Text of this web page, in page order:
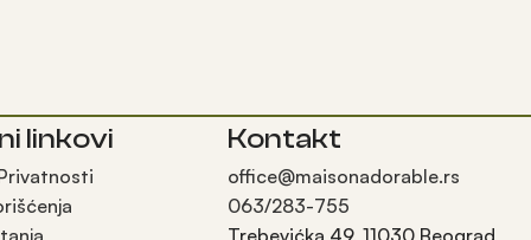
linkovi Kontakt
office@maisonadorable.rs
063/283-755
Trebevićka 49, 11030 Beograd